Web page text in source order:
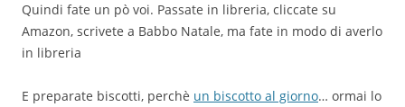
Quindi fate un pò voi. Passate in libreria, cliccate su
Amazon, scrivete a Babbo Natale, ma fate in modo di averlo
in libreria
E preparate biscotti, perchè un biscotto al giorno… ormai lo